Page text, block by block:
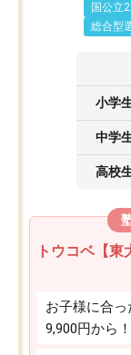
国公立
総合型
小学
中学
高校
トウコベ【
お子様に合
9,900円から！